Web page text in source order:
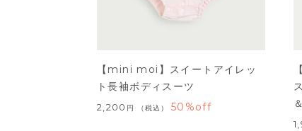
【mini moi】スイートアイレッ
ト長袖ボディスーツ
2,200 税込 50%off